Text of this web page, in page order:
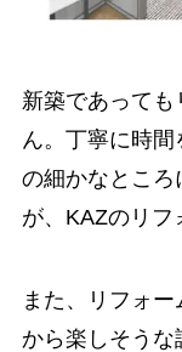
新築であって
ん。丁寧に時
の細かなところ
が、KAZのリフ
また、リフォ
から楽しそうな